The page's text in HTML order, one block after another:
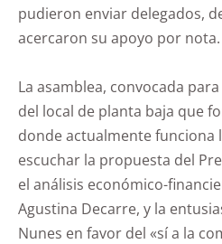
pudieron enviar delegados,
acercaron su apoyo por nota.
La asamblea, convocada
del local de planta baja que
donde actualmente funciona
escuchar la propuesta del
el análisis económico-
Agustina Decarre, y la
Nunes en favor del «sí a la